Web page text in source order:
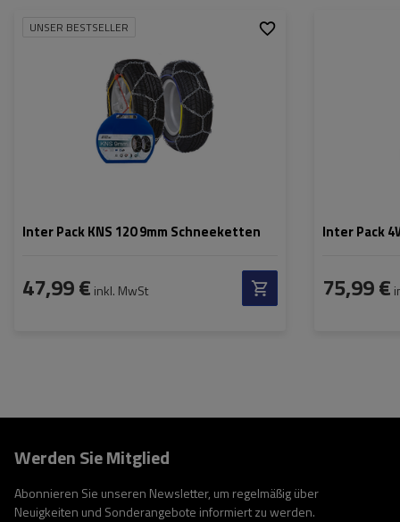
UNSER BESTSELLER
Inter Pack KNS 120 9mm Schneeketten
47,99 € inkl. MwSt
ohne Auffahren
Selbstspannsystem:
nein
ÖNORM V5117
Inter Pack
75,99 €
Werden Sie Mitglied
Abonnieren Sie unseren Newsletter, um regelmäßig über
Neuigkeiten und Sonderangebote informiert zu werden.